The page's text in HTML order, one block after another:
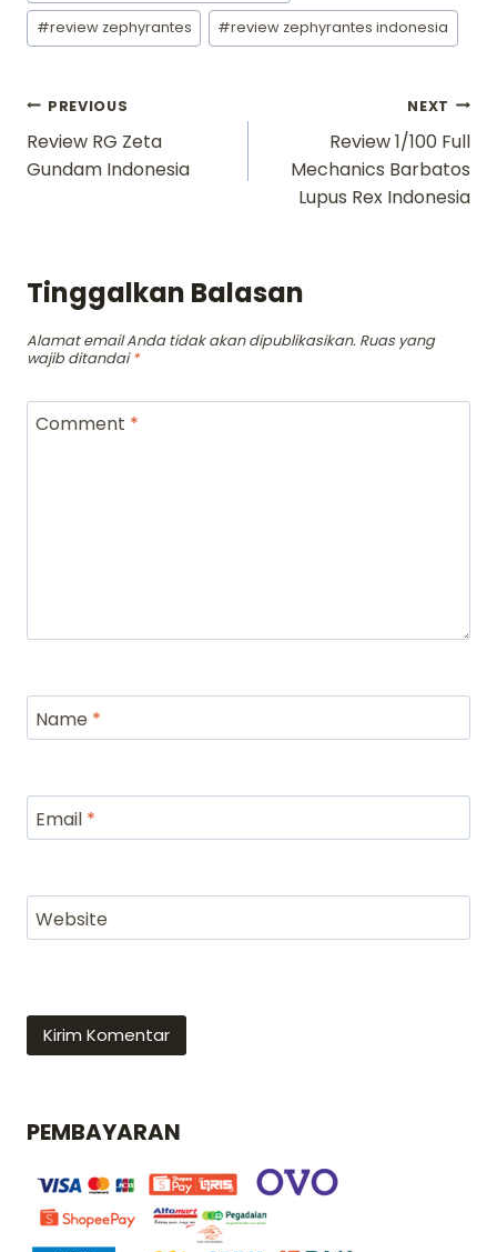
#review zephyrantes #review zephyrantes indonesia
Navigasi
pos
PREVIOUS
Review RG Zeta
Gundam Indonesia
NEXT
Review 1/100 Full
Mechanics Barbatos
Lupus Rex Indonesia
Tinggalkan Balasan
Alamat email Anda tidak akan dipublikasikan. Ruas yang
wajib ditandai*
Comment *
Name *
Email *
Website
PEMBAYARAN